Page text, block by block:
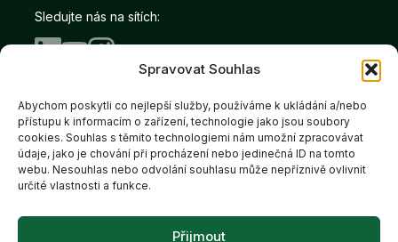
Spravovat Souhlas
Abychom poskytli co nejlepší služby, používáme k ukládání a/nebo
přístupu k informacím o zařízení, technologie jako jsou soubory
cookies. Souhlas s těmito technologiemi nám umožní zpracovávat
údaje, jako je chování při procházení nebo jedinečná ID na tomto
webu. Nesouhlas nebo odvolání souhlasu může nepříznivě ovlivnit
určité vlastnosti a funkce.
Přijmout
Sledujte nás na sítích:
Copyright © Salutem Real 2026
Prohlášení o ochraně Cookies
Salutem Real je členem
skupiny Salutem Group